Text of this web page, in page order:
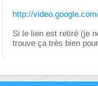
http://
Si le lien est retiré (je
trouve ça très bien